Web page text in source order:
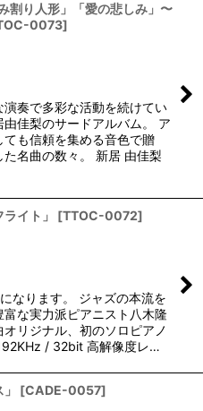
割り人形」「愛の悲しみ」〜
0073]
演奏で多彩な活動を続けてい
佳梨のサードアルバム。 ア
ても信頼を集める音色で贈
名曲の数々。 新居 由佳梨
イト」 [TTOC-0072]
なります。 ジャズの本流を
な実力派ピアニスト八木隆
リジナル、初のソロピアノ
/ 32bit 高解像度レ…
[CADE-0057]